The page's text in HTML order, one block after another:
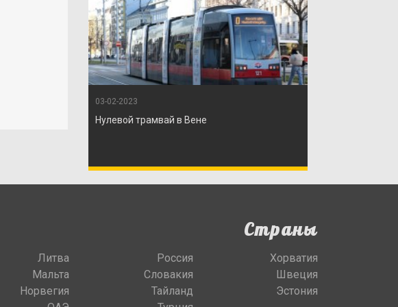
03-02-2023
Нулевой трамвай в Вене
Страны
Литва
Мальта
Норвегия
Россия
Словакия
Тайланд
Хорватия
Швеция
Эстония